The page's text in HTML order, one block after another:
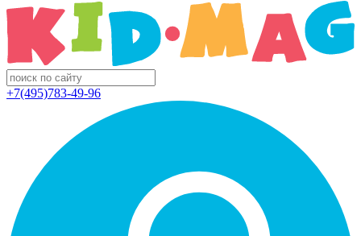
+7(495)783-49-96